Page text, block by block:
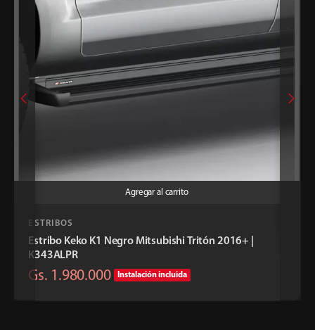
Agregar al carrito
ESTRIBOS
Estribo Keko K1 Negro Mitsubishi Tritón 2016+ |
K343ALPR
Gs. 1.980.000 Instalación incluida